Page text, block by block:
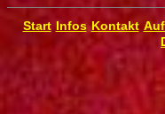
Start Infos Kontakt